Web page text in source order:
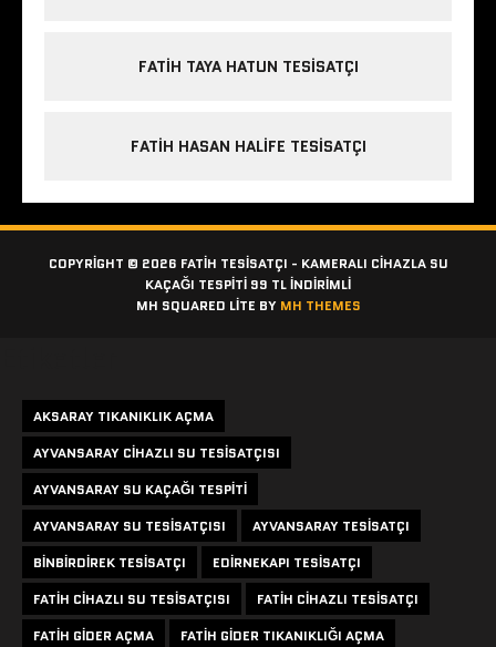
FATIH TAYA HATUN TESISATÇI
FATIH HASAN HALIFE TESISATÇI
COPYRIGHT © 2026 FATIH TESISATÇI - KAMERALI CIHAZLA SU
KAÇAĞI TESPITI 99 TL İNDİRİMLİ
MH SQUARED LITE BY MH THEMES
AKSARAY TIKANIKLIK AÇMA
AYVANSARAY CIHAZLI SU TESISATÇISI
AYVANSARAY SU KAÇAĞI TESPITI
AYVANSARAY SU TESISATÇISI
AYVANSARAY TESISATÇI
BINBIRDIREK TESISATÇI
EDIRNEKAPI TESISATÇI
FATIH CIHAZLI SU TESISATÇISI
FATIH CIHAZLI TESISATÇI
FATIH GIDER AÇMA
FATIH GIDER TIKANIKLIĞI AÇMA